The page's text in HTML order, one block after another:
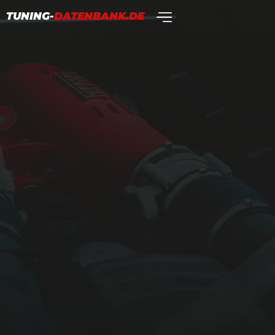
TUNING-DATENBANK.DE